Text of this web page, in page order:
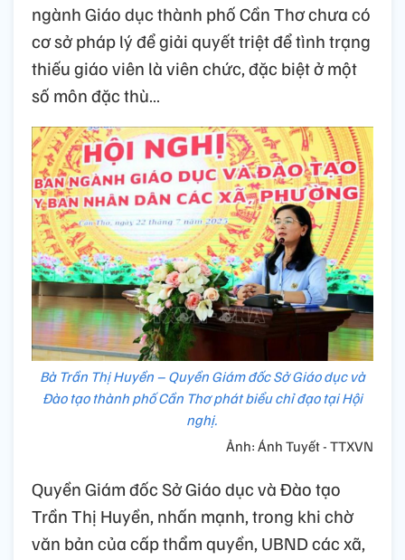
ngành Giáo dục thành phố Cần Thơ chưa có
cơ sở pháp lý để giải quyết triệt để tình trạng
thiếu giáo viên là viên chức, đặc biệt ở một
số môn đặc thù…
Bà Trần Thị Huyền – Quyền Giám đốc Sở Giáo dục và
Đào tạo thành phố Cần Thơ phát biểu chỉ đạo tại Hội
nghị.
Ảnh: Ánh Tuyết - TTXVN
Quyền Giám đốc Sở Giáo dục và Đào tạo
Trần Thị Huyền, nhấn mạnh, trong khi chờ
văn bản của cấp thẩm quyền, UBND các xã,